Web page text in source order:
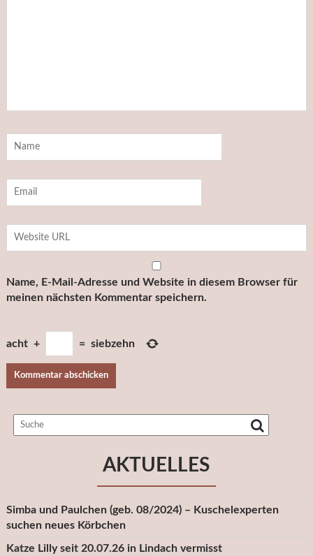
Name, E-Mail-Adresse und Website in diesem Browser für
meinen nächsten Kommentar speichern.
acht + = siebzehn
AKTUELLES
Simba und Paulchen (geb. 08/2024) – Kuschelexperten
suchen neues Körbchen
Katze Lilly seit 20.07.26 in Lindach vermisst